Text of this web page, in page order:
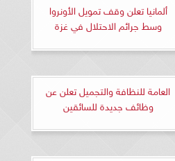
ألمانيا تعلن وقف تمويل الأونروا
وسط جرائم الاحتلال في غزة
العامة للنظافة والتجميل تعلن عن
وظائف جديدة للسائقين